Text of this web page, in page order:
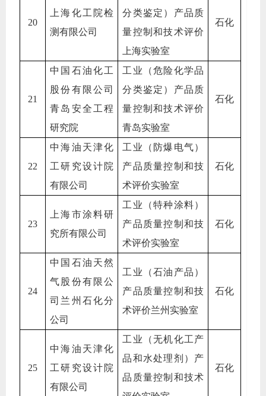
20
上海化工院检
测有限公司
分类鉴定）产品质
量控制和技术评价
上海实验室
石化
21
中国石油化工
股份有限公司
青岛安全工程
研究院
工业（危险化学品
分类鉴定）产品质
量控制和技术评价
青岛实验室
石化
22
中海油天津化
工研究设计院
有限公司
工业（防爆电气）
产品质量控制和技
术评价实验室
石化
23
上海市涂料研
究所有限公司
工业（特种涂料）
产品质量控制和技
术评价实验室
石化
24
中国石油天然
气股份有限公
司兰州石化分
公司
工业（石油产品）
产品质量控制和技
术评价兰州实验室
石化
25
中海油天津化
工研究设计院
有限公司
工业（无机化工产
品和水处理剂）产
品质量控制和技术
石化